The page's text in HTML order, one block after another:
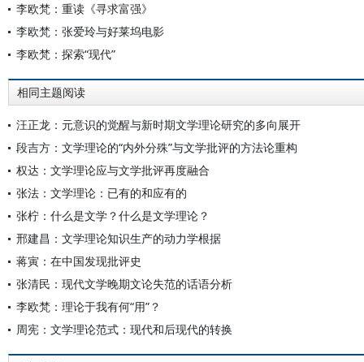
李欧梵：重读《寻求富强》
李欧梵：张爱玲与好莱坞电影
李欧梵：探索“现代”
相同主题阅读
汪正龙：元意识的觉醒与新时期文学理论研究的多向展开
段吉方：文学理论的“内外分殊”与文学批评的方法论重构
权达：文学理论应与文学批评再度融合
张法：文学理论：已有的和应有的
张柠：什么是文学？什么是文学理论？
邢建昌：文学理论知识生产的动力学根据
蒋寅：在中国发现批评史
张清民：现代文学晚期文论失范的话语分析
李欧梵：理论于我有何“用”？
周宪：文学理论范式：现代和后现代的转换